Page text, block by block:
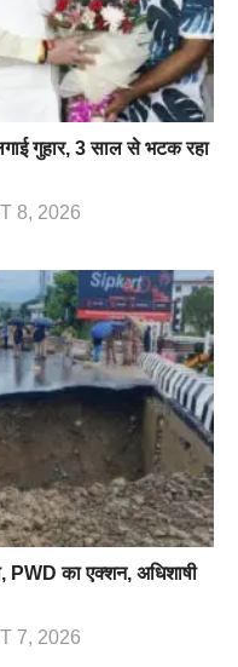
गुहार, 3 साल से भटक रहा
8, 2026
PWD का एक्शन, अधिशाषी
7, 2026